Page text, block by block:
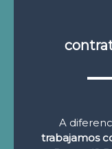
A
trabajamos